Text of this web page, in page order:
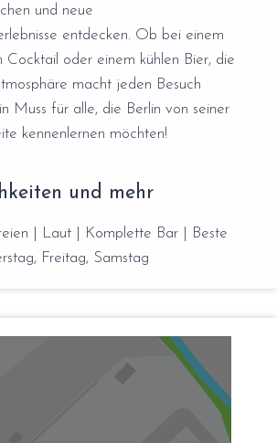
und neue
entdecken. Ob bei einem
Cocktail oder einem kühlen Bier, die
macht jeden Besuch
Muss für alle, die Berlin von seiner
kennenlernen möchten!
und mehr
| Laut | Komplette Bar | Beste
Freitag, Samstag